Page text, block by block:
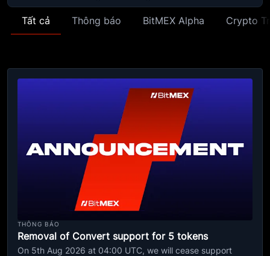
Tất cả Thông báo BitMEX Alpha Crypto
THÔNG BÁO
Removal of Convert support for 5 tokens
On 5th Aug 2026 at 04:00 UTC, we will cease support